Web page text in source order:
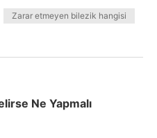
Zarar etmeyen bilezik hangisi
Ne Yapmalı